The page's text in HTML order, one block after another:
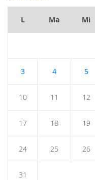
L Ma Mi
3 4 5
10 11 12
17 18 19
24 25 26
31